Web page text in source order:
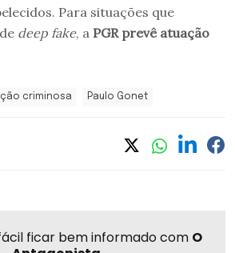
Para situações que
deep fake, a PGR prevê atuação
criminosa Paulo Gonet
ficar bem informado com O